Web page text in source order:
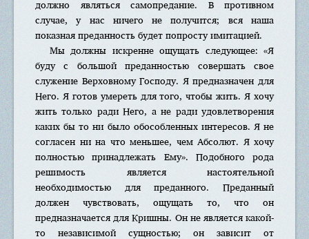
должно являться самопредание. В противном
случае, у нас ничего не получится; вся наша
показная преданность будет попросту имитацией.
Мы должны искренне ощущать следующее: «Я
буду с большой преданностью совершать свое
служение Верховному Господу. Я предназначен для
Него. Я готов умереть для того, чтобы жить. Я хочу
жить только ради Него, а не ради удовлетворения
каких бы то ни было обособленных интересов. Я не
согласен ни на что меньшее, чем Абсолют. Я хочу
полностью принадлежать Ему». Подобного рода
решимость является настоятельной
необходимостью для преданного. Преданный
должен чувствовать, ощущать то, что он
предназначается для Кришны. Он не является какой-
то независимой сущностью; он зависит от